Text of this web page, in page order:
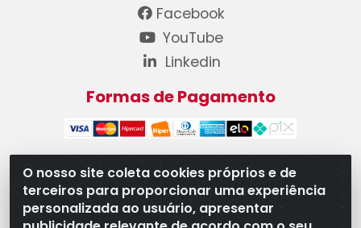
O nosso site coleta cookies próprios e de
terceiros para proporcionar uma experiência
personalizada ao usuário, apresentar
Facebook
YouTube
Linkedin
Formas de Pagamento
WB Componentes Automotivos LTDA - CNPJ
08.528.393/0001-12 - Rua do Níquel, 667 - Parque